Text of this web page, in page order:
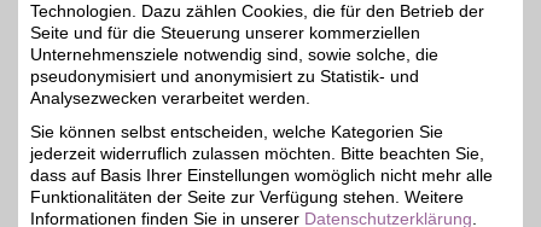
24,8 km
16€
Poststr. 6,
72072 Tübingen
Auf Karte anzeigen
Zum Partnerprofil
Lohnsteuerhilfe Baden-Württemberg e.V. Beratungsstelle
Technologien. Dazu zählen Cookies, die für den Betrieb der
Seite und für die Steuerung unserer kommerziellen
Unternehmensziele notwendig sind, sowie solche, die
pseudonymisiert und anonymisiert zu Statistik- und
Analysezwecken verarbeitet werden.
Sie können selbst entscheiden, welche Kategorien Sie
jederzeit widerruflich zulassen möchten. Bitte beachten Sie,
dass auf Basis Ihrer Einstellungen womöglich nicht mehr alle
Funktionalitäten der Seite zur Verfügung stehen. Weitere
Informationen finden Sie in unserer Datenschutzerklärung